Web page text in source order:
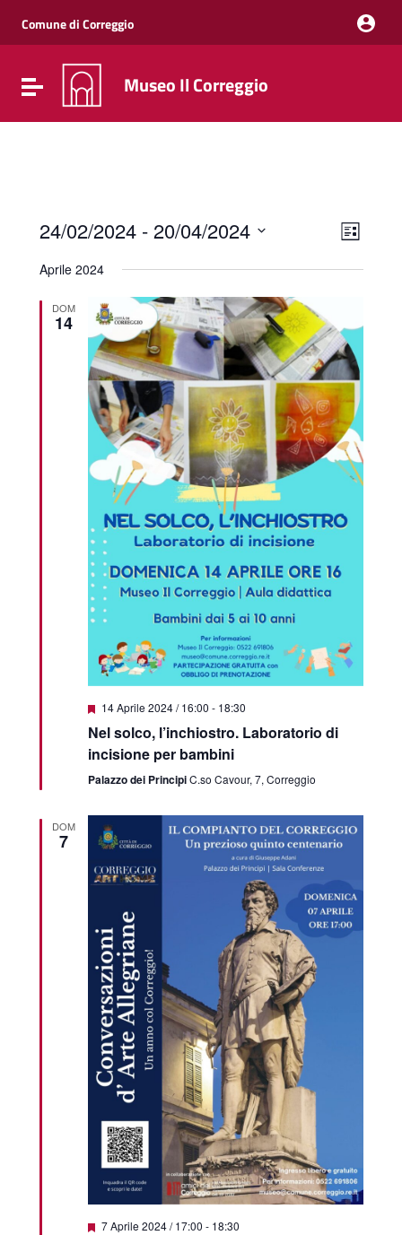
Vai al menu di navigazione
Vai al footer
Comune di Correggio
Attiva / disattiva la navigazione
Museo Il Correggio
Views
Event
Views
List
24/02/2024 - 20/04/2024
date.
Aprile 2024
DOM
14
Featured
14 Aprile 2024 / 16:00 - 18:30
Nel solco, l’inchiostro. Laboratorio di
incisione per bambini
Palazzo dei PrincipiC.so Cavour, 7, Correggio
DOM
7
Featured
7 Aprile 2024 / 17:00 - 18:30